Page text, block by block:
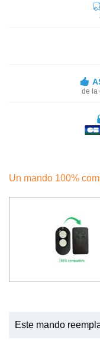
de la
Un mando 100%
Este mando